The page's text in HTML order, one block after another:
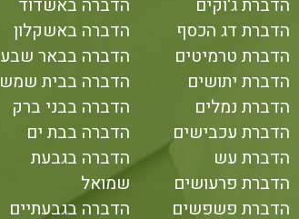
הדברת ג'וקים
הדברת דג הכסף
הדברת טרמיטים
הדברת יתושים
הדברת נמלים
הדברת עכבישים
הדברת עש
הדברת פרעושים
הדברת פשפשים
הדברה באשדוד
הדברה באשקלון
הדברה בבאר שבע
הדברה בבית שמש
הדברה בבני ברק
הדברה בבת ים
הדברה בגבעת
שמואל
הדברה בגבעתיים